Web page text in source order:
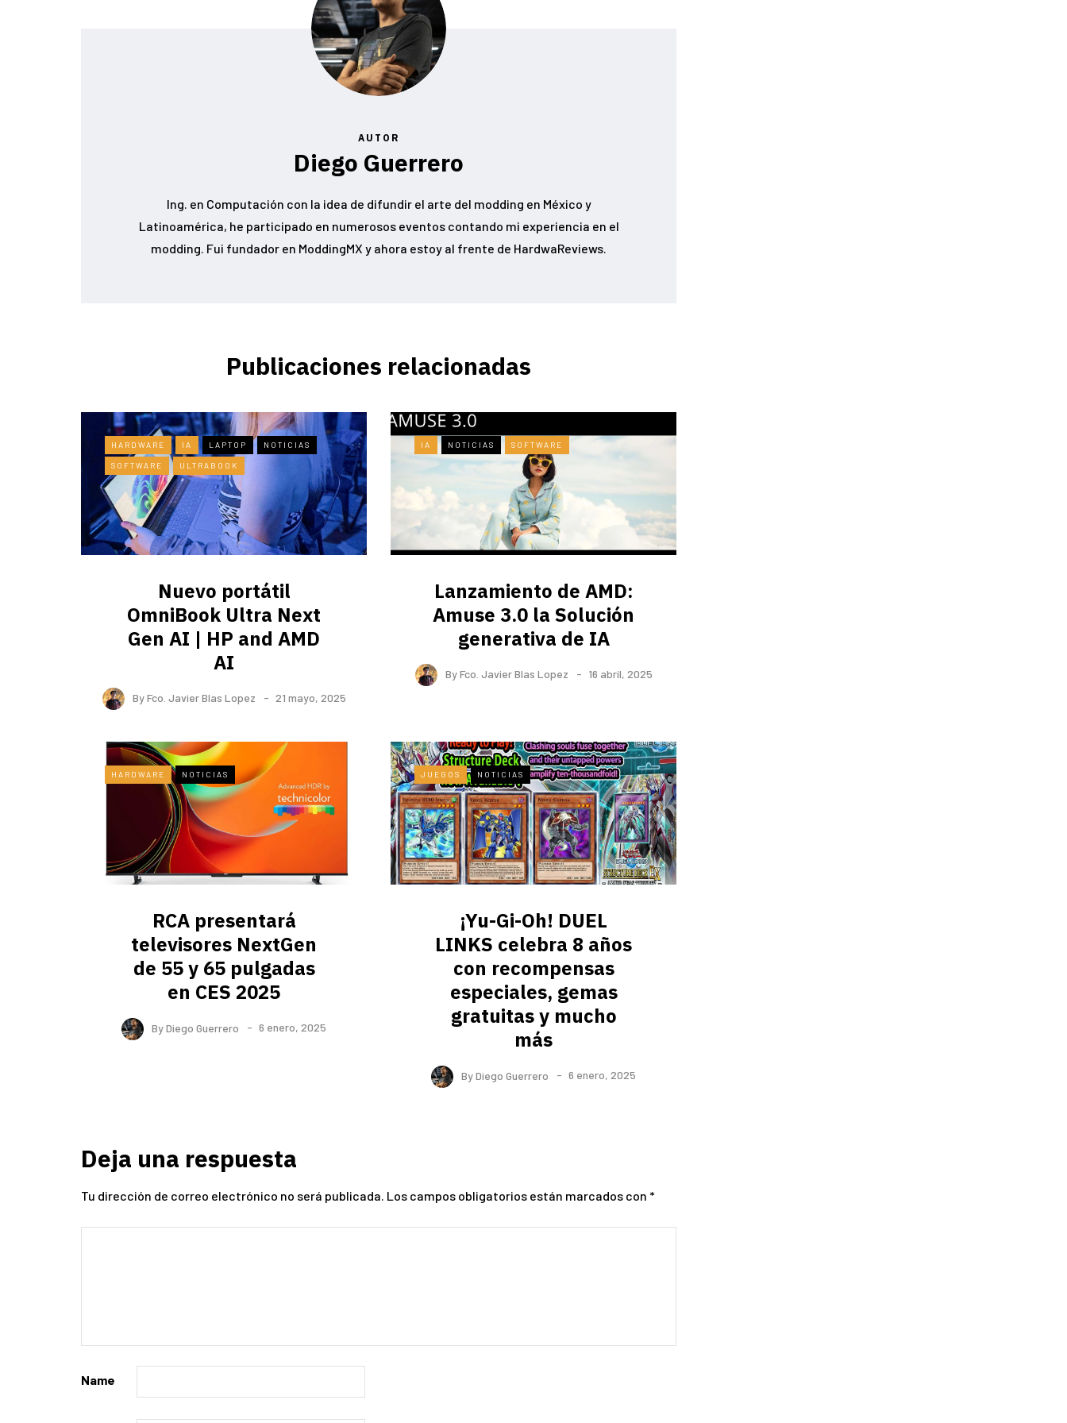
AUTOR
Diego Guerrero
Ing. en Computación con la idea de difundir el arte del modding en México y
Latinoamérica, he participado en numerosos eventos contando mi experiencia en el
modding. Fui fundador en ModdingMX y ahora estoy al frente de HardwaReviews.
Publicaciones relacionadas
HARDWARE IA LAPTOP NOTICIAS
SOFTWARE ULTRABOOK
Nuevo portátil
OmniBook Ultra ​Next
Gen AI | HP and AMD
AI
ByFco. Javier Blas Lopez 21 mayo, 2025
IA NOTICIAS SOFTWARE
Lanzamiento de AMD:
Amuse 3.0 la Solución
generativa de IA
ByFco. Javier Blas Lopez 16 abril, 2025
HARDWARE NOTICIAS
RCA presentará
televisores NextGen
de 55 y 65 pulgadas
en CES 2025
ByDiego Guerrero 6 enero, 2025
JUEGOS NOTICIAS
¡Yu-Gi-Oh! DUEL
LINKS celebra 8 años
con recompensas
especiales, gemas
gratuitas y mucho
más
ByDiego Guerrero 6 enero, 2025
Deja una respuesta
Tu dirección de correo electrónico no será publicada. Los campos obligatorios están marcados con *
Name